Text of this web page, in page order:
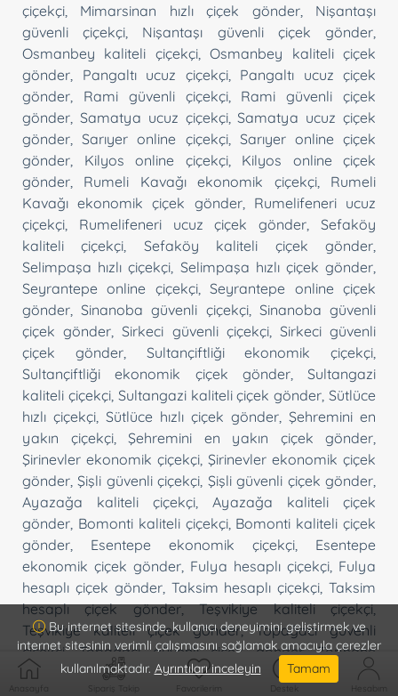
çiçekçi
Mimarsinan hızlı çiçek gönder, Nişantaşı
güvenli çiçekçi
Nişantaşı güvenli çiçek gönder
Osmanbey kaliteli çiçekçi,Osmanbey kaliteli çiçek
gönder
Pangaltı ucuz çiçekçi, Pangaltı ucuz çiçek
gönder
Rami güvenli çiçekçi, Rami güvenli çiçek
gönder Samatya ucuz çiçekçi,Samatya ucuz çiçek
gönder ,Sarıyer online çiçekçi, Sarıyer online çiçek
gönder
Kilyos online çiçekçi, Kilyos online çiçek
gönder
Rumeli Kavağı ekonomik çiçekçi, Rumeli
Kavağı ekonomik çiçek gönder, Rumelifeneri ucuz
çiçekçi
Rumelifeneri ucuz çiçek gönder ,Sefaköy
kaliteli çiçekçi
Sefaköy kaliteli çiçek gönder
Selimpaşa hızlı çiçekçi Selimpaşa hızlı çiçek gönder
Seyrantepe online çiçekçi,Seyrantepe online çiçek
gönder ,Sinanoba güvenli çiçekçi, Sinanoba güvenli
çiçek gönder ,Sirkeci güvenli çiçekçi, Sirkeci güvenli
çiçek gönder, Sultançiftliği ekonomik çiçekçi
Sultançiftliği ekonomik çiçek gönder, Sultangazi
kaliteli çiçekçi, Sultangazi kaliteli çiçek gönder ,Sütlüce
hızlı çiçekçi Sütlüce hızlı çiçek gönder Şehremini en
yakın çiçekçi, Şehremini en yakın çiçek gönder
Şirinevler ekonomik çiçekçi Şirinevler ekonomik çiçek
gönder ,Şişli güvenli çiçekçi Şişli güvenli çiçek gönder
Ayazağa kaliteli çiçekçi
Ayazağa kaliteli çiçek
gönder Bomonti kaliteli çiçekçi, Bomonti kaliteli çiçek
gönder
Esentepe ekonomik çiçekçi
Esentepe
ekonomik çiçek gönder Fulya hesaplı çiçekçi Fulya
hesaplı çiçek gönder, Taksim hesaplı çiçekçi ,Taksim
hesaplı çiçek gönder,Teşvikiye kaliteli çiçekçi,
Teşvikiye kaliteli çiçek gönder,Topağacı güvenli
çiçekçi,Topağacı güvenli çiçek gönder,Tophane
hesaplı çiçekçi,Tophane hesaplı çiçek gönder,
Anasayfa Sipariş Takip Favorilerim Destek Hesabım
Bu internet sitesinde, kullanıcı deneyimini geliştirmek ve
internet sitesinin verimli çalışmasını sağlamak amacıyla çerezler
kullanılmaktadır. Ayrıntıları inceleyin Tamam